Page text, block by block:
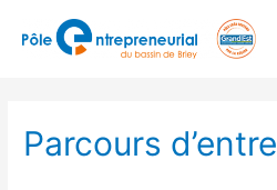
Parcours